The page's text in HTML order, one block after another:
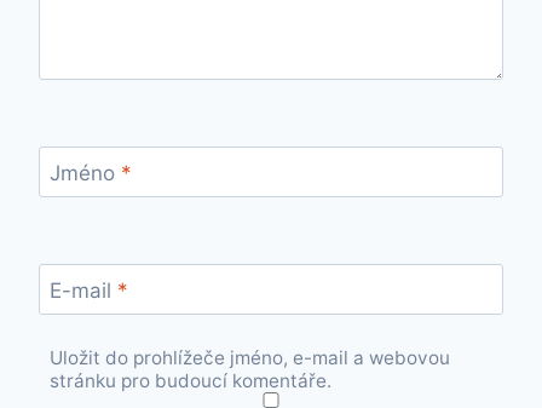
Jméno *
E-mail *
Uložit do prohlížeče jméno, e-mail a webovou
stránku pro budoucí komentáře.